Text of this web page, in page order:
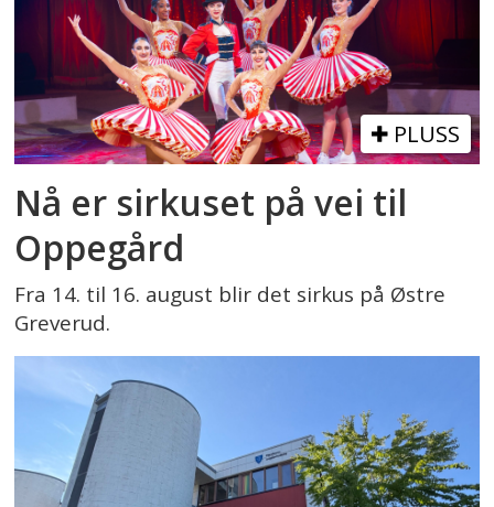
PLUSS
Nå er sirkuset på vei til
Oppegård
Fra 14. til 16. august blir det sirkus på Østre
Greverud.